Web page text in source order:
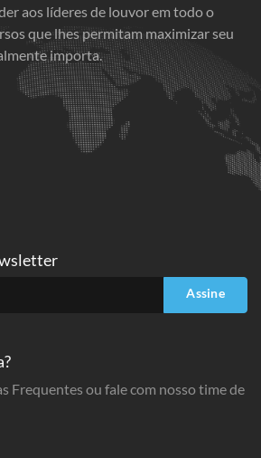
aos líderes de louvor em todo o
que lhes permitam maximizar seu
importa.
Assine
Frequentes ou fale com nosso time de